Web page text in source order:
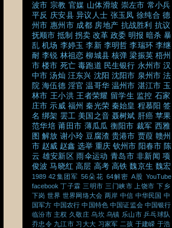
波市 宗教 官媒 山体滑坡 崇左市 常小兵
平反 庆安县 异议人士 张玉凤 徐纯合 德
州市 惠州市 成都 房地产 抗战胜利 抗议
抚顺市 抵制 拐卖 改革 政委 明报 暗杀 暴
乱 机场 李婷玉 李新 李明哲 李瑞环 李继
耐 李锐 林祖恋 柳城县 核弹 梁振英 梧州
市 楼市 死亡 毒跑道 民生银行 永州市 汉
中市 汤灿 汪东兴 沈阳 沈阳市 泉州市 法
院 海伍德 淫官 温哥华 温州市 湛江市 玉
林市 王小洪 王者荣耀 留学生 监控 石家
庄市 示威 福州 秦光荣 秦始皇 程慕阳 签
名 绑架 罢工 美国之音 聂树斌 肝癌 苹果
范华培 莆田市 薄瓜瓜 衡阳市 裁军 西雅
图 解放 谢小玲 豆腐渣 贵港市 贾葭 赣州
市 赵威 赵鑫 选举 重庆 钦州市 阳春市 陈
云 雄安新区 雨伞运动 青岛市 非新闻 项
俊波 马晓红 高层 高考 高铁 魏京生 魏宏
1989 42集团军 56朵花 64解密 A股 YouTube
facebook 丁子霖 三明市 三门峡市 上饶市 下乡
下岗 世界 世界网络大会 两岸 中信 中华民国 中
国军方 中国农行 中国特色 中国证监会 中国银行
临汾市 主权 久敬庄 乌坎 乌镇 乐山市 乒乓球队
乔忠令 九江市 习大大 习家军 二孩 于建嵘 于浩